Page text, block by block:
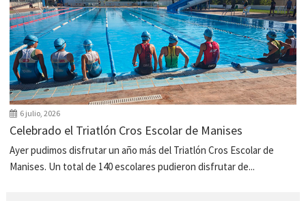
6 julio, 2026
Celebrado el Triatlón Cros Escolar de Manises
Ayer pudimos disfrutar un año más del Triatlón Cros Escolar de
Manises. Un total de 140 escolares pudieron disfrutar de...